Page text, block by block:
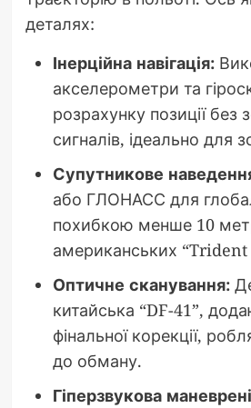
деталях:
Інерційна навігація:
акселерометри та
розрахунку позиції без
сигналів, ідеально для
Супутникове
або ГЛОНАСС для
похибкою менше 10
американських “Trident
Оптичне сканування:
китайська “DF-41”,
фінальної корекції,
до обману.
Гіперзвукова